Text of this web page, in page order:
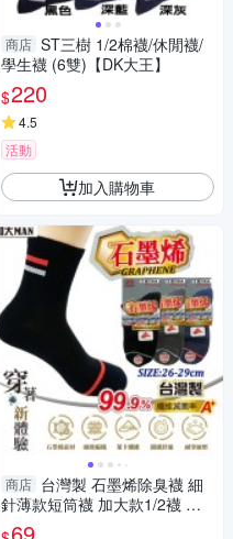
商店 ST三樹 1/2棉襪/休閒襪/
學生襪 (6雙)【DK大王】
$220
4.5
活動
加入購物車
商店 台灣製 石墨烯除臭襪 細
針薄款短筒襪 加大款1/2襪 加
大尺寸 NO.5942-2【DK大王】